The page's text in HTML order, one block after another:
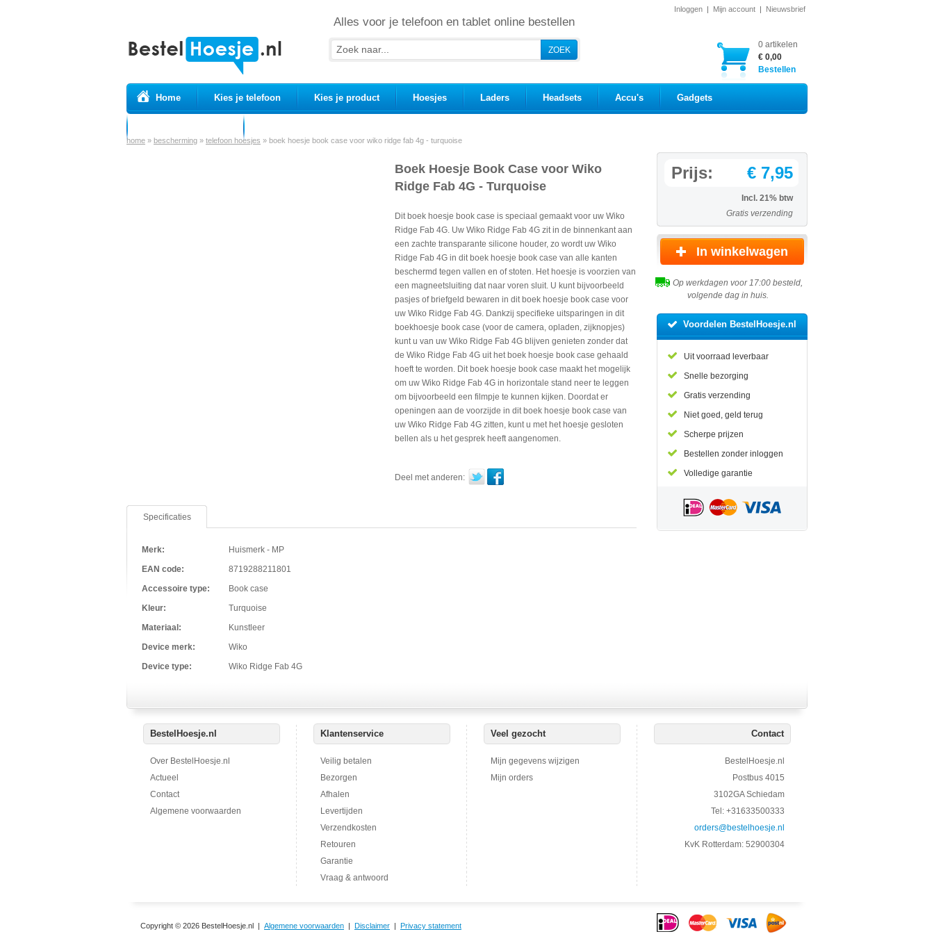
Alles voor je telefoon en tablet online bestellen
Inloggen | Mijn account | Nieuwsbrief
0 artikelen
€ 0,00
Bestellen
Home Kies je telefoon Kies je product Hoesjes Laders Headsets Accu's Gadgets
home » bescherming » telefoon hoesjes » boek hoesje book case voor wiko ridge fab 4g - turquoise
Boek Hoesje Book Case voor Wiko
Ridge Fab 4G - Turquoise
Dit boek hoesje book case is speciaal gemaakt voor uw Wiko
Ridge Fab 4G. Uw Wiko Ridge Fab 4G zit in de binnenkant aan
een zachte transparante silicone houder, zo wordt uw Wiko
Ridge Fab 4G in dit boek hoesje book case van alle kanten
beschermd tegen vallen en of stoten. Het hoesje is voorzien van
een magneetsluiting dat naar voren sluit. U kunt bijvoorbeeld
pasjes of briefgeld bewaren in dit boek hoesje book case voor
uw Wiko Ridge Fab 4G. Dankzij specifieke uitsparingen in dit
boekhoesje book case (voor de camera, opladen, zijknopjes)
kunt u van uw Wiko Ridge Fab 4G blijven genieten zonder dat
de Wiko Ridge Fab 4G uit het boek hoesje book case gehaald
hoeft te worden. Dit boek hoesje book case maakt het mogelijk
om uw Wiko Ridge Fab 4G in horizontale stand neer te leggen
om bijvoorbeeld een filmpje te kunnen kijken. Doordat er
openingen aan de voorzijde in dit boek hoesje book case van
uw Wiko Ridge Fab 4G zitten, kunt u met het hoesje gesloten
bellen als u het gesprek heeft aangenomen.
Deel met anderen:
Specificaties
Merk:
Huismerk - MP
EAN code:
8719288211801
Accessoire type:
Book case
Kleur:
Turquoise
Materiaal:
Kunstleer
Device merk:
Wiko
Device type:
Wiko Ridge Fab 4G
Prijs: € 7,95
Incl. 21% btw
Gratis verzending
Op werkdagen voor 17:00 besteld,
volgende dag in huis.
Voordelen BestelHoesje.nl
Uit voorraad leverbaar
Snelle bezorging
Gratis verzending
Niet goed, geld terug
Scherpe prijzen
Bestellen zonder inloggen
Volledige garantie
BestelHoesje.nl
Over BestelHoesje.nl
Actueel
Contact
Algemene voorwaarden
Klantenservice
Veilig betalen
Bezorgen
Afhalen
Levertijden
Verzendkosten
Retouren
Garantie
Vraag & antwoord
Veel gezocht
Mijn gegevens wijzigen
Mijn orders
Contact
BestelHoesje.nl
Postbus 4015
3102GA Schiedam
Tel: +31633500333
orders@bestelhoesje.nl
KvK Rotterdam: 52900304
Copyright © 2026 BestelHoesje.nl | Algemene voorwaarden | Disclaimer | Privacy statement